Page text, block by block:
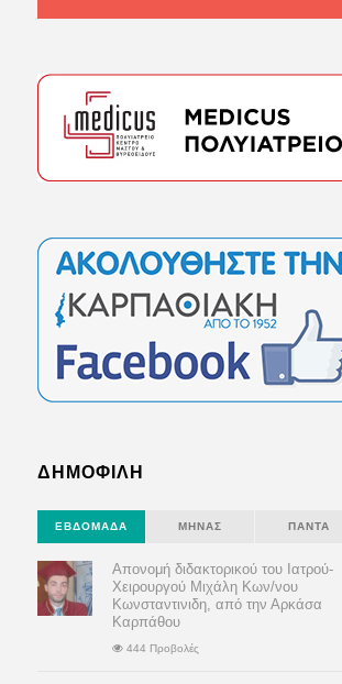
ΔΗΜΟΦΙΛΗ
ΕΒΔΟΜΆΔΑ ΜΉΝΑΣ ΠΆΝΤΑ
Απονομή διδακτορικού του Ιατρού-
Χειρουργού Μιχάλη Κων/νου
Κωνσταντινιδη, από την Αρκάσα
Καρπάθου
444 Προβολές